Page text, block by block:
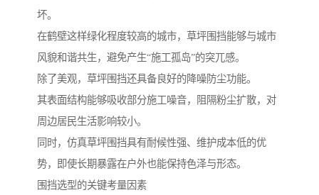
坏。
在鹤壁这样绿化程度较高的城市，草坪围挡能够与城市
风貌和谐共生，避免产生“施工孤岛”的突兀感。
除了美观，草坪围挡还具备良好的降噪防尘功能。
其表面结构能够吸收部分施工噪音，阻隔粉尘扩散，对
周边居民生活影响较小。
同时，仿真草坪围挡具有耐候性强、维护成本低的优
势，即使长期暴露在户外也能保持色泽与形态。
围挡选型的关键考量因素